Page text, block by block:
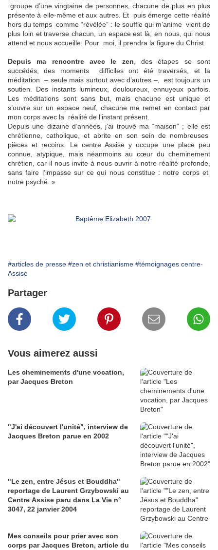
groupe d’une vingtaine de personnes, chacune de plus en plus
présente à elle-même et aux autres. Et puis émerge cette réalité
hors du temps comme “révélée” : le souffle qui m’anime vient de
plus loin et traverse chacun, un espace est là, en nous, qui nous
attend et nous accueille. Pour moi, il prendra la figure du Christ.
Depuis ma rencontre avec le zen , des étapes se sont
succédés, des moments difficiles ont été traversés, et la
méditation – seule mais surtout avec d’autres –, est toujours un
soutien. Des instants lumineux, douloureux, ennuyeux parfois.
Les méditations sont sans but, mais chacune est unique et
s’ouvre sur un espace neuf, chacune me remet en contact par
mon corps avec la réalité de l’instant présent.
Depuis une dizaine d’années, j’ai trouvé ma “maison” ; elle est
chrétienne, catholique, et abrite en son sein de nombreuses
pièces et recoins. Le centre Assise y occupe une place peu
connue, atypique, mais néanmoins au cœur du cheminement
chrétien, car il nous invite à nous ouvrir à notre réalité profonde,
sans faire l’impasse sur ce qui nous constitue : notre corps et
notre psyché. »
#articles de presse #zen et christianisme #témoignages centre-
Assise
Partager
Vous aimerez aussi
Les cheminements d'une vocation,
par Jacques Breton
"J'ai découvert l'unité", interview de
Jacques Breton parue en 2002
"Le zen, entre Jésus et Bouddha"
reportage de Laurent Grzybowski au
Centre Assise paru dans La Vie n°
3047, 22 janvier 2004
Mes conseils pour prier avec son
corps par Jacques Breton, article du